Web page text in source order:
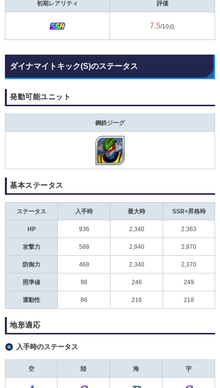
初期レアリティ 評価
7.5/10点
ダイナマイトキック(S)のステータス
発動可能ユニット
鋼鉄ジーグ
基本ステータス
ステータス 入手時 最大時 SSR+昇格時
HP 936 2,340 2,363
攻撃力 588 2,940 2,970
防御力 468 2,340 2,370
照準値 98 246 249
運動性 86 216 218
地形適応
入手時のステータス
空 陸 海 宇